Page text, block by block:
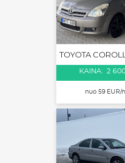
TOYOTA
KAINA: 2
nuo 59 EUR/